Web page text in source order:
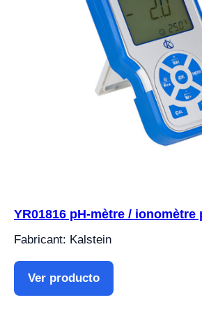
YR01816 pH-mètre / ionomètre
Fabricant: Kalstein
Ver producto